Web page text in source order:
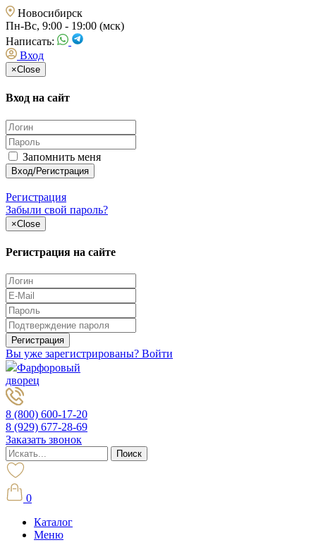
Новосибирск
Пн-Вс, 9:00 - 19:00 (мск)
Написать:
Вход
×Close
Вход на сайт
Запомнить меня
Регистрация
Забыли свой пароль?
×Close
Регистрация на сайте
Вы уже зарегистрированы? Войти
Фарфоровый
дворец
8 (800) 600-17-20
8 (929) 677-28-69
Заказать звонок
0
Каталог
Меню